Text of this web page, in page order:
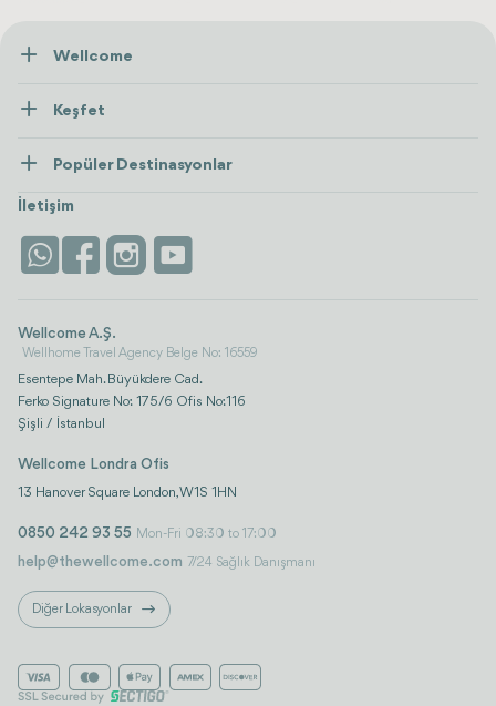
Wellcome
İletişim
Keşfet
Wellness
Konaklama
Life Platform
Popüler Destinasyonlar
Tümünü Gör
İstanbul
İletişim
Wellcome A.Ş.
Wellhome Travel Agency Belge No: 16559
Esentepe Mah. Büyükdere Cad.
Ferko Signature No: 175/6 Ofis No:116
Şişli / İstanbul
Wellcome Londra Ofis
13 Hanover Square London, W1S 1HN
0850 242 93 55 Mon-Fri 08:30 to 17:00
help@thewellcome.com 7/24 Sağlık Danışmanı
Diğer Lokasyonlar